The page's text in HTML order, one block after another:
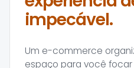
impecável.
Um e-commerce
espaço para você